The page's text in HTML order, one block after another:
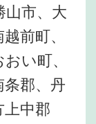
山市、大
前町、
い町、
郡、丹
中郡